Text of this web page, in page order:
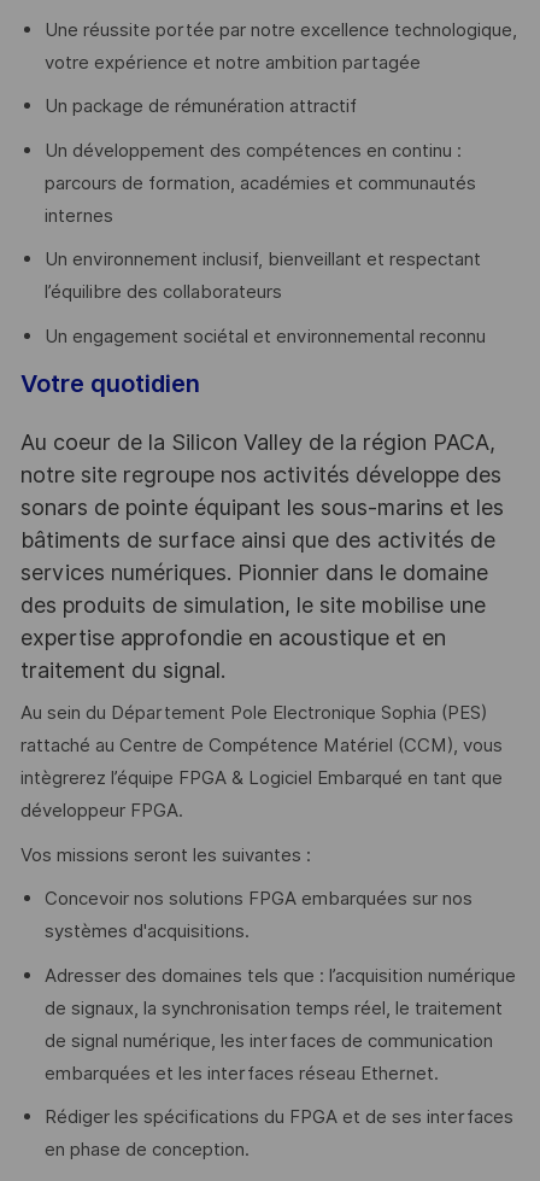
Une réussite portée par notre excellence technologique,
votre expérience et notre ambition partagée
Un package de rémunération attractif
Un développement des compétences en continu :
parcours de formation, académies et communautés
internes
Un environnement inclusif, bienveillant et respectant
l’équilibre des collaborateurs
Un engagement sociétal et environnemental reconnu
Votre quotidien
Au coeur de la Silicon Valley de la région PACA,
notre site regroupe nos activités développe des
sonars de pointe équipant les sous-marins et les
bâtiments de surface ainsi que des activités de
services numériques. Pionnier dans le domaine
des produits de simulation, le site mobilise une
expertise approfondie en acoustique et en
traitement du signal.
Au sein du Département Pole Electronique Sophia (PES)
rattaché au Centre de Compétence Matériel (CCM), vous
intègrerez l’équipe FPGA & Logiciel Embarqué en tant que
développeur FPGA.
Vos missions seront les suivantes :
Concevoir nos solutions FPGA embarquées sur nos
systèmes d'acquisitions.
Adresser des domaines tels que : l’acquisition numérique
de signaux, la synchronisation temps réel, le traitement
de signal numérique, les interfaces de communication
embarquées et les interfaces réseau Ethernet.
Rédiger les spécifications du FPGA et de ses interfaces
en phase de conception.